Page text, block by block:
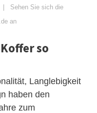
| Sehen Sie sich die
an
so
Langlebigkeit
haben den
zum